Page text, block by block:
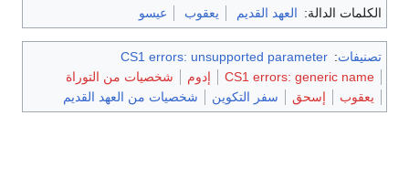
الكلمات الدالة: العهد القديم يعقوب عيسو
تصنيفات:
CS1 errors: unsupported parameter
CS1 errors: generic name
إدوم
شخصيات من التوراة
يعقوب
إسحق سفر التكوين شخصيات من العهد القديم